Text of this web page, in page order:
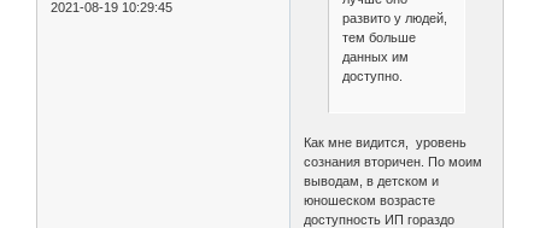
2021-08-19 10:29:45
развито у людей,
тем больше
данных им
доступно.
Как мне видится, уровень
сознания вторичен. По моим
выводам, в детском и
юношеском возрасте
доступность ИП гораздо